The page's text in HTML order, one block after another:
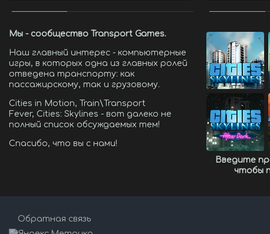
Мы - сообщество Transport Games.
Наш главный интерес - компьютерные
игры, в которых одна из главных ролей
отведена транспорту: как
пассажирскому, так и грузовому.
Cities in Motion, Train\Transport
Fever, Cities: Skylines - вот далеко не
полный список обсуждаемых тем!
Спасибо, что вы с нами!
Введите
чтобы
Обратная связь